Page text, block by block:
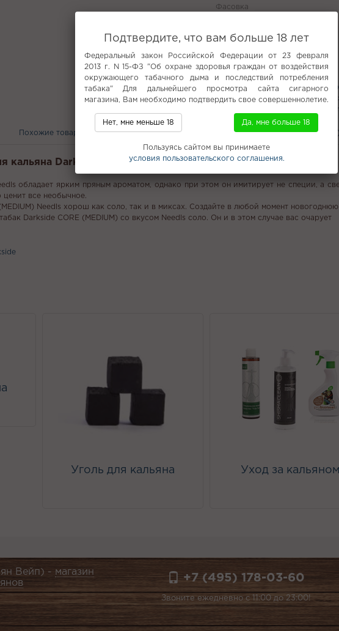
Фасовка
Популярное
Logic Fummo Aqua HARD
PLONQ ROQY M 10000
7000
5000
Похожие товары С этим покупают Вам может понравится Отзывы (0)
кальяна Darkside Core - Needls (Хвоя) 30г
обладает ярким пряным ароматом, однако при этом он имитирует не специи, а
ценит все необычное.
(MEDIUM) Needls хорош как соло, так и в миксах. Создайте в любой момент
Darkside CORE (MEDIUM) со вкусом Needls соло. Он и в этом случае вас очарует
Уголь для кальяна Уход за кальяном
Вейп) - магазин
+7 (495) 178-03-60
Звоните ежедневно с 11:00 до 23:00!
Подтвердите, что вам больше 18 лет
Федеральный закон Российской Федерации от 23 февраля
2013 г. N 15-ФЗ "Об охране здоровья граждан от воздействия
окружающего табачного дыма и последствий потребления
табака" Для дальнейшего просмотра сайта сигарного
магазина, Вам необходимо подтвердить свое совершеннолетие.
Нет, мне меньше 18 Да, мне больше 18
Пользуясь сайтом вы принимаете
условия пользовательского соглашения.